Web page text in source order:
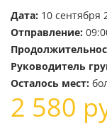
Дата: 10 сентября
Отправление:
Руководитель
Осталось мест:
2 580